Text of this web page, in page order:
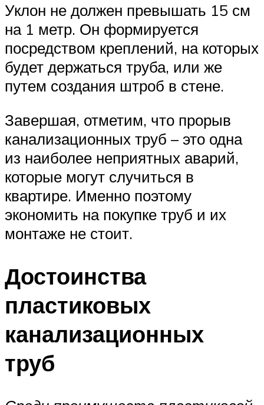
Уклон не должен превышать 15 см
на 1 метр. Он формируется
посредством креплений, на которых
будет держаться труба, или же
путем создания штроб в стене.
Завершая, отметим, что прорыв
канализационных труб – это одна
из наиболее неприятных аварий,
которые могут случиться в
квартире. Именно поэтому
экономить на покупке труб и их
монтаже не стоит.
Достоинства
пластиковых
канализационных
труб